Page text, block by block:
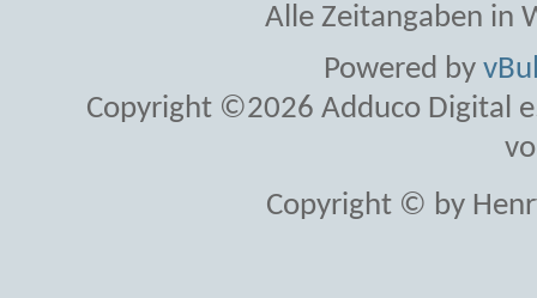
Alle Zeitangaben in
Powered by
Copyright ©2026 Adduco Digital
Copyright © by